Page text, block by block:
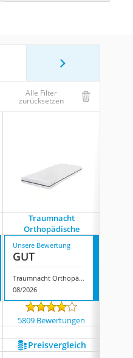
Alle Filter
zurücksetzen
Traumnacht
Orthopädische
Unsere Bewertung
GUT
Traumnacht Orthopädische
08/2026
5809 Bewertungen
Preis­vergleich